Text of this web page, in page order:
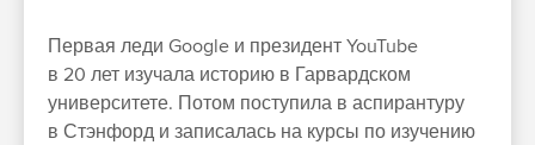
Первая леди Google и президент YouTube
в 20 лет изучала историю в Гарвардском
университете. Потом поступила в аспирантуру
в Стэнфорд и записалась на курсы по изучению